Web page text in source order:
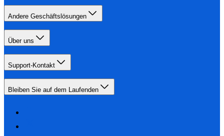
Andere Geschäftslösungen
Über uns
Support-Kontakt
Bleiben Sie auf dem Laufenden